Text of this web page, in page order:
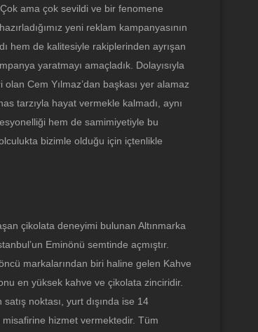
ama çok sevildi ve bir fenomene
yeni reklam kampanyasının
hem de kalitesiyle rakiplerinden ayrışan
yaratmayı amaçladık. Dolayısıyla
Cem Yılmaz’dan başkası yer alamaz
tarzıyla hayat vermekle kalmadı, aynı
hem de samimiyetiyle bu
bizimle olduğu için içtenlikle
çikolata deneyimi bulunan Altınmarka
Eminönü semtinde açmıştır.
markalarından biri haline gelen Kahve
en yüksek kahve ve çikolata zinciridir.
noktası, yurt dışında ise 14
misafirine hizmet vermektedir. Tüm